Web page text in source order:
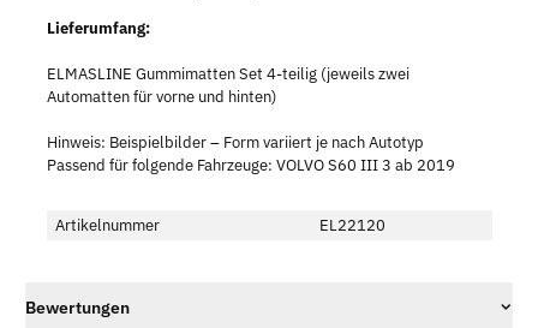
Lieferumfang:
ELMASLINE Gummimatten Set 4-teilig (jeweils zwei
Automatten für vorne und hinten)
Hinweis: Beispielbilder – Form variiert je nach Autotyp
Passend für folgende Fahrzeuge: VOLVO S60 III 3 ab 2019
Artikelnummer EL22120
Bewertungen